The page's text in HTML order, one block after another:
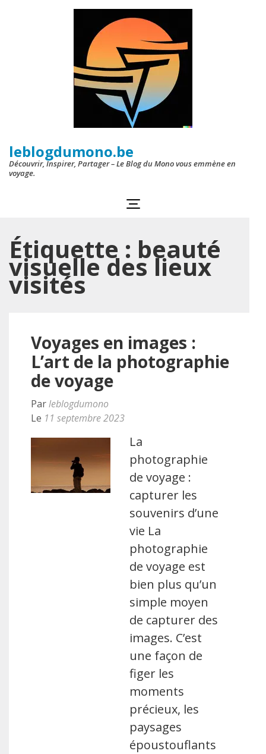
leblogdumono.be
Découvrir, Inspirer, Partager – Le Blog du Mono vous emmène en
voyage.
Étiquette : beauté
visuelle des lieux
visités
Voyages en images :
L’art de la photographie
de voyage
Parleblogdumono
Le 11 septembre 2023
La
photographie
de voyage :
capturer les
souvenirs d’une
vie La
photographie
de voyage est
bien plus qu’un
simple moyen
de capturer des
images. C’est
une façon de
figer les
moments
précieux, les
paysages
époustouflants